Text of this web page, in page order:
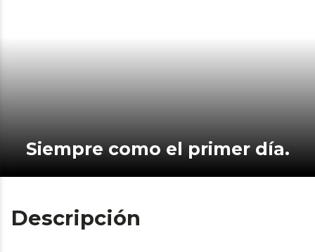
Siempre como el primer día.
Descripción